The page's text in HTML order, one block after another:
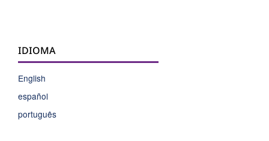
IDIOMA
English
español
português